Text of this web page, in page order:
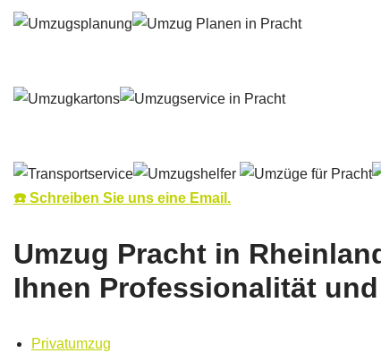
☎️ Schreiben Sie uns eine Email.
Umzug Pracht in
Ihnen Professionalität
Privatumzug